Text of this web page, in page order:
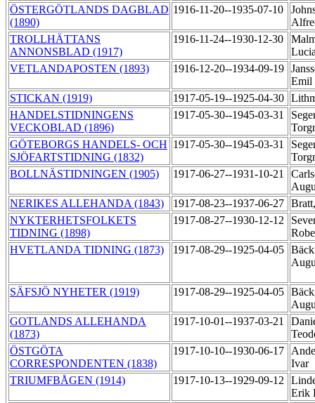
ÖSTERGÖTLANDS DAGBLAD
(1890)
1916-11-20--1935-07-10
TROLLHÄTTANS
ANNONSBLAD (1917)
1916-11-24--1930-12-30
VETLANDAPOSTEN (1893)
1916-12-20--1934-09-19
Emil
STICKAN (1919)
1917-05-19--1925-04-30
HANDELSTIDNINGENS
VECKOBLAD (1896)
1917-05-30--1945-03-31
GÖTEBORGS HANDELS- OCH
SJÖFARTSTIDNING (1832)
1917-05-30--1945-03-31
BOLLNÄSTIDNINGEN (1905)
1917-06-27--1931-10-21
NERIKES ALLEHANDA (1843)
1917-08-23--1937-06-27
NYKTERHETSFOLKETS
TIDNING (1898)
1917-08-27--1930-12-12
HVETLANDA TIDNING (1873)
1917-08-29--1925-04-05
SÄFSJÖ NYHETER (1919) 1917-08-29--1925-04-05
GOTLANDS ALLEHANDA
(1873)
1917-10-01--1937-03-21
ÖSTGÖTA
CORRESPONDENTEN (1838)
1917-10-10--1930-06-17
Ivar
TRIUMFBÅGEN (1914)
1917-10-13--1929-09-12
Erik